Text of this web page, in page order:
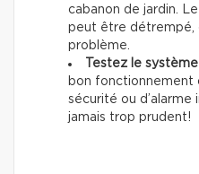
cabanon de jardin.
peut être détrempé,
problème.
Testez le système
bon fonctionnement
sécurité ou d’alarme
jamais trop prudent!